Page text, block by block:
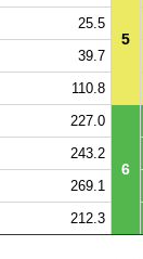
5
25.5
39.7
110.8
227.0
6
243.2
269.1
212.3